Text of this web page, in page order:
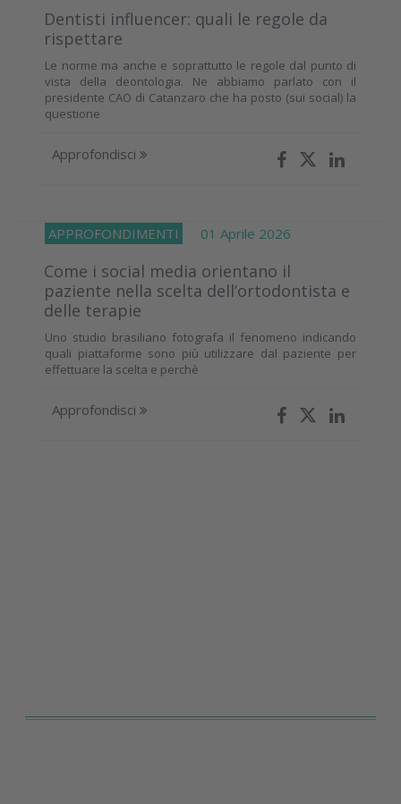
Dentisti influencer: quali le regole da
rispettare
Le norme ma anche e soprattutto le regole dal punto di
vista della deontologia. Ne abbiamo parlato con il
presidente CAO di Catanzaro che ha posto (sui social) la
questione
Approfondisci
APPROFONDIMENTI 01 Aprile 2026
Come i social media orientano il
paziente nella scelta dell’ortodontista e
delle terapie
Uno studio brasiliano fotografa il fenomeno indicando
quali piattaforme sono più utilizzare dal paziente per
effettuare la scelta e perchè
Approfondisci